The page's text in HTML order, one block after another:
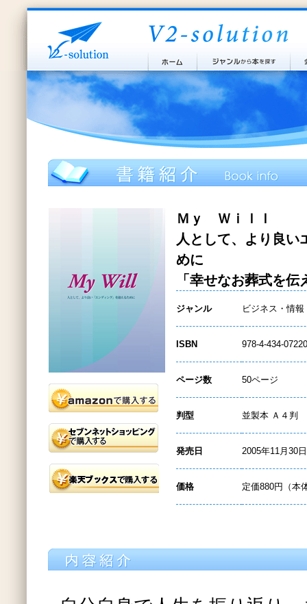
Ｍｙ Ｗｉｌｌ
人として、より良い
めに
「幸せなお葬式を伝
ジャンル ビジネス・情報
ISBN 978-4-434-
ページ数 50ページ
判型 並製本 Ａ４判
発売日 2005年11月30日
価格 定価880円（本